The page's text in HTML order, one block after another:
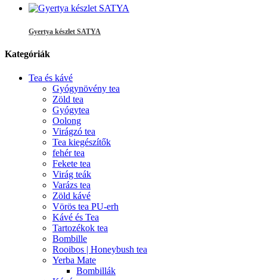
Gyertya készlet SATYA
Kategóriák
Tea és kávé
Gyógynövény tea
Zöld tea
Gyógytea
Oolong
Virágzó tea
Tea kiegészítők
fehér tea
Fekete tea
Virág teák
Varázs tea
Zöld kávé
Vörös tea PU-erh
Kávé és Tea
Tartozékok tea
Bombille
Rooibos | Honeybush tea
Yerba Mate
Bombillák